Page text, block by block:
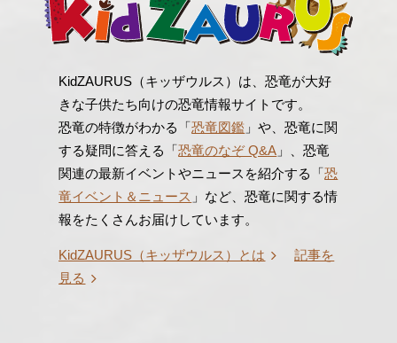
KidZAURUS（キッザウルス）は、恐竜が大好
きな子供たち向けの恐竜情報サイトです。
恐竜の特徴がわかる「恐竜図鑑 」や、恐竜に関
する疑問に答える「恐竜のなぞ Q&A 」、恐竜
関連の最新イベントやニュースを紹介する「恐
竜イベント＆ニュース 」など、恐竜に関する情
報をたくさんお届けしています。
KidZAURUS（キッザウルス）とは
記事を
見る